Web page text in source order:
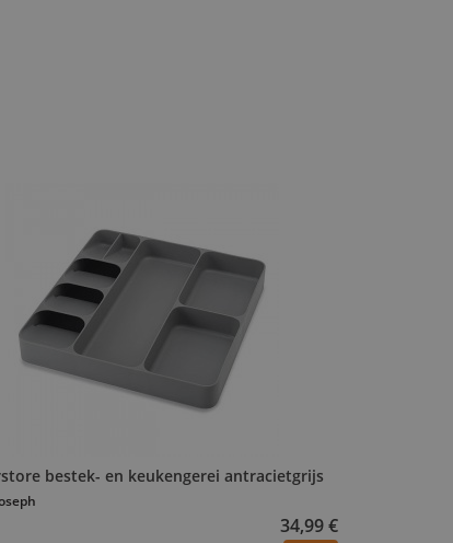
bestek- en keukengerei antracietgrijs
34,99 €